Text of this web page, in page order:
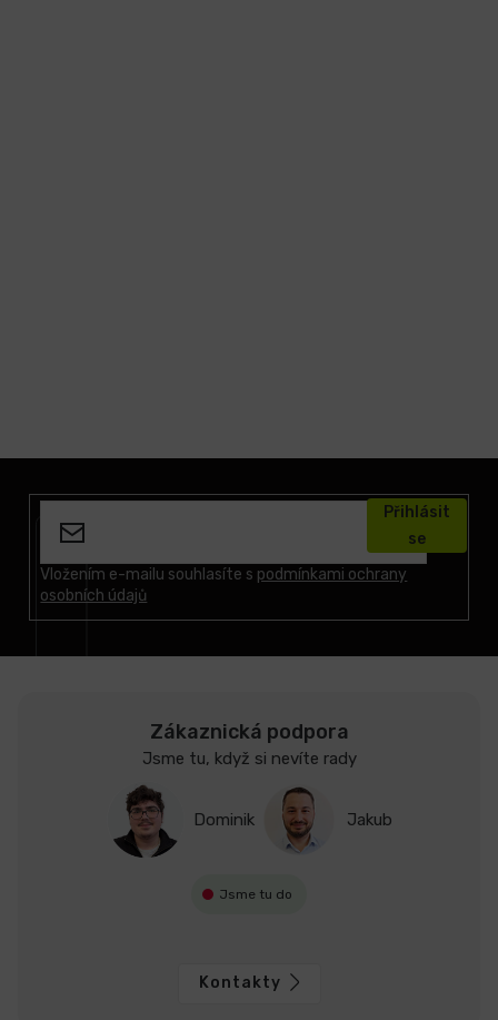
Vložením e-mailu souhlasíte s podmínkami ochrany
osobních údajů
Přihlásit
se
Zákaznická podpora
Jsme tu, když si nevíte rady
Dominik Jakub
Jsme tu do
Kontakty